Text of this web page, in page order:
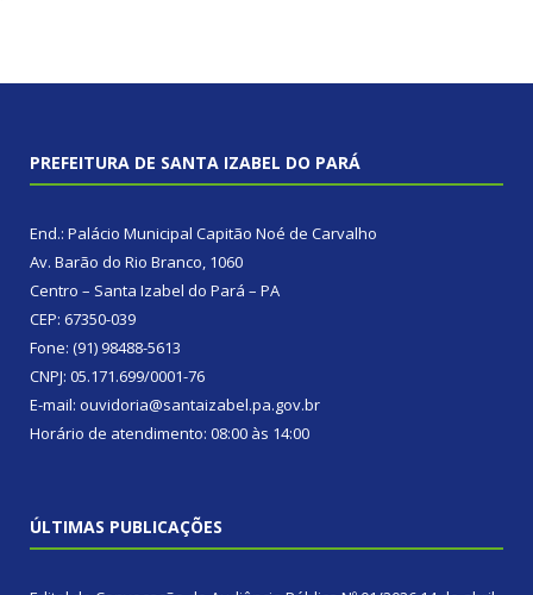
PREFEITURA DE SANTA IZABEL DO PARÁ
End.: Palácio Municipal Capitão Noé de Carvalho
Av. Barão do Rio Branco, 1060
Centro – Santa Izabel do Pará – PA
CEP: 67350-039
Fone: (91) 98488-5613
CNPJ: 05.171.699/0001-76
E-mail: ouvidoria@santaizabel.pa.gov.br
Horário de atendimento: 08:00 às 14:00
ÚLTIMAS PUBLICAÇÕES